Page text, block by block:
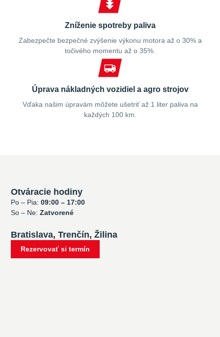
Zníženie spotreby paliva
Zabezpečte bezpečné zvýšenie výkonu motora až o 30% a
točivého momentu až o 35%.
Úprava nákladných vozidiel a agro strojov
Vďaka našim úpravám môžete ušetriť až 1 liter paliva na
každých 100 km.
Otváracie hodiny
Po – Pia:09:00 – 17:00
So – Ne:Zatvorené
Bratislava, Trenčín, Žilina
Rezervovať si termín